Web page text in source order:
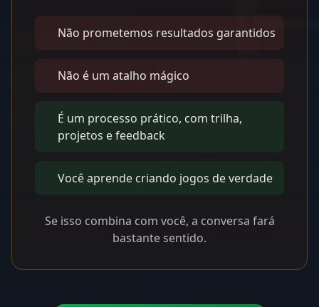
Não prometemos resultados garantidos
Não é um atalho mágico
É um processo prático, com trilha,
projetos e feedback
Você aprende criando jogos de verdade
Se isso combina com você, a conversa fará
bastante sentido.